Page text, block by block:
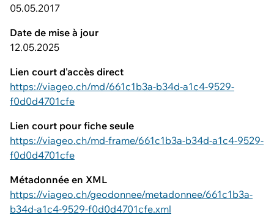
05.05.2017
Date de mise à jour
12.05.2025
Lien court d'accès direct
https://viageo.ch/md/661c1b3a-b34d-a1c4-9529-
f0d0d4701cfe
Lien court pour fiche seule
https://viageo.ch/md-frame/661c1b3a-b34d-a1c4-9529-
f0d0d4701cfe
Métadonnée en XML
https://viageo.ch/geodonnee/metadonnee/661c1b3a-
b34d-a1c4-9529-f0d0d4701cfe.xml